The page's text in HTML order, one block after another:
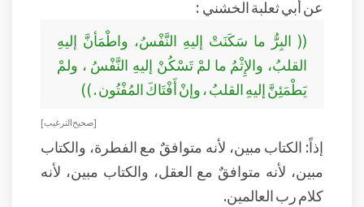
عن أبي ثعلبة الخشني :
(( البِرُّ ما سَكَنَتْ إليهِ النَّفْسُ، واطْمَأنَّ إليهِ
القلبُ، والإِثْمُ ما لمْ تَسْكُنْ إليهِ النَّفْسُ ، ولمْ
يَطْمَئِنَّ إليهِ القلبُ ، وإنْ أَفْتَاكَ المُفْتُون . ))
[ صحيح الترغيب ]
إذاً: الكتاب مبين، لأنه متوافقٌ مع الفطرة، والكتاب
مبين، لأنه متوافقٌ مع العقل، والكتاب مبين، لأنه
كلام رب العالمين.